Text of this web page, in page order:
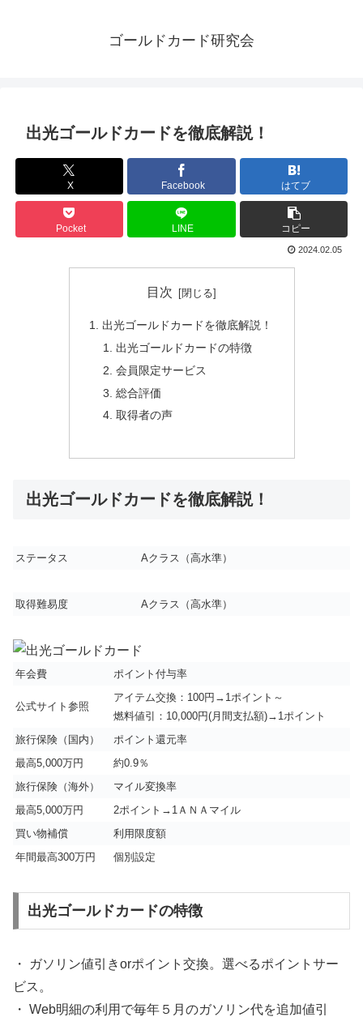
ゴールドカード研究会
出光ゴールドカードを徹底解説！
X Facebook はてブ
Pocket LINE コピー
2024.02.05
目次
出光ゴールドカードを徹底解説！
出光ゴールドカードの特徴
会員限定サービス
総合評価
取得者の声
出光ゴールドカードを徹底解説！
ステータス Aクラス（高水準）
取得難易度 Aクラス（高水準）
年会費 ポイント付与率
公式サイト参照
アイテム交換：100円→1ポイント～
燃料値引：10,000円(月間支払額)→1ポイント
旅行保険（国内）
ポイント還元率
最高5,000万円
約0.9％
旅行保険（海外）
マイル変換率
最高5,000万円
2ポイント→1ＡＮＡマイル
買い物補償
利用限度額
年間最高300万円
個別設定
出光ゴールドカードの特徴
・ ガソリン値引きorポイント交換。 選べるポイントサー
ビス 。
・ Web明細の利用で毎年５月のガソリン代を追加値引